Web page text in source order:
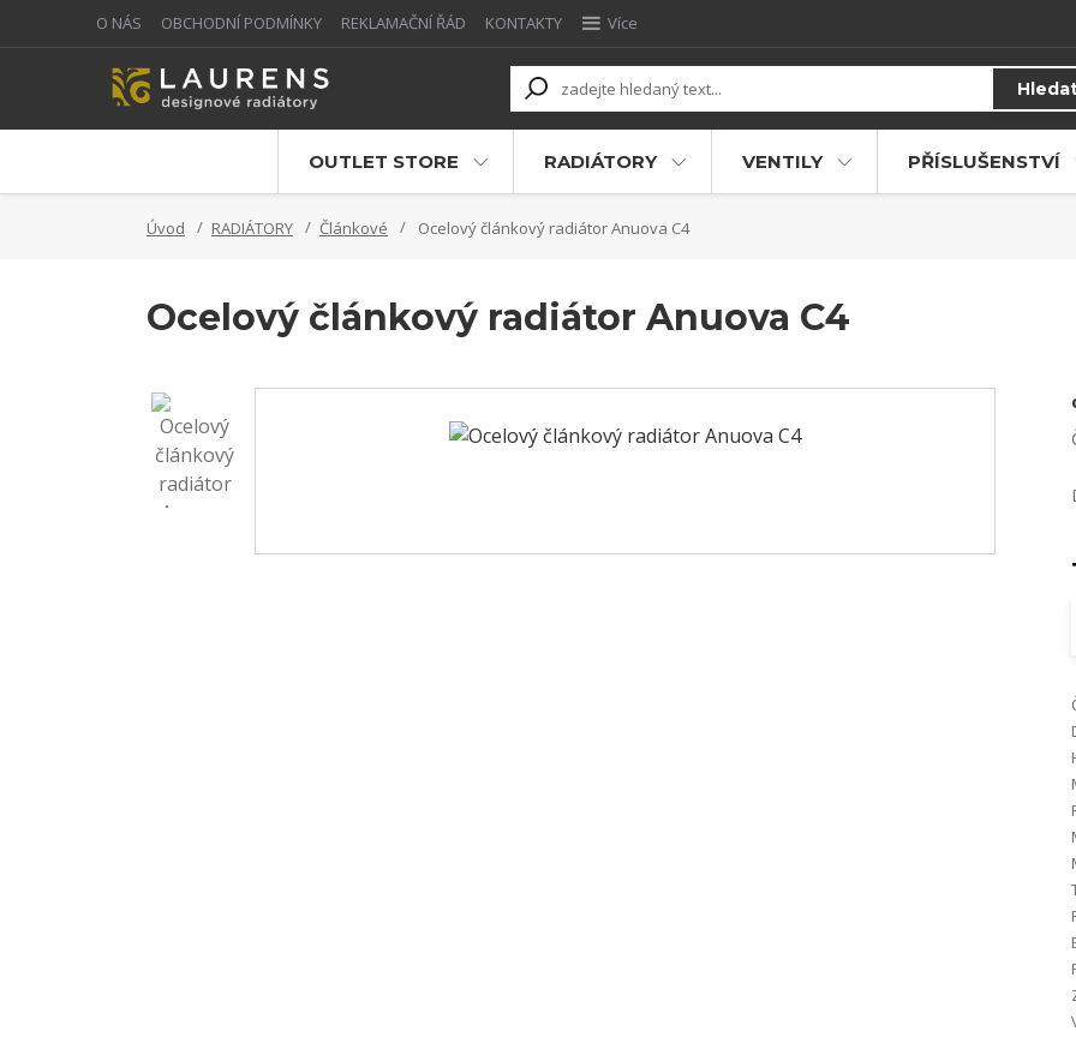
O NÁS OBCHODNÍ PODMÍNKY REKLAMAČNÍ ŘÁD KONTAKTY Více
OUTLET STORE RADIÁTORY VENTILY PŘÍSLUŠENSTVÍ
Úvod RADIÁTORY Článkové Ocelový článkový radiátor Anuova C4
Ocelový článkový radiátor Anuova C4